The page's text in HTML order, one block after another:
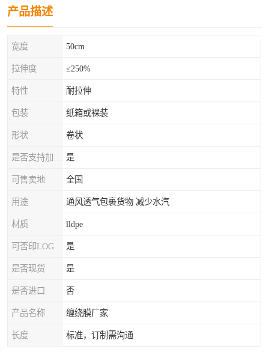
产品描述
宽度 50cm
拉伸度 ≤250%
特性 耐拉伸
包装 纸箱或裸装
形状 卷状
是
可售卖地 全国
用途 通风透气包裹货物 减少水汽
材质 lldpe
可否印LOG 是
是否现货 是
是否进口 否
产品名称 缠绕膜厂家
长度 标准，订制需沟通